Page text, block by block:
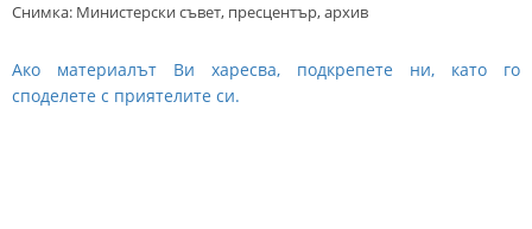
Снимка: Министерски съвет, пресцентър, архив
Ако материалът Ви харесва, подкрепете ни, като го
споделете с приятелите си.